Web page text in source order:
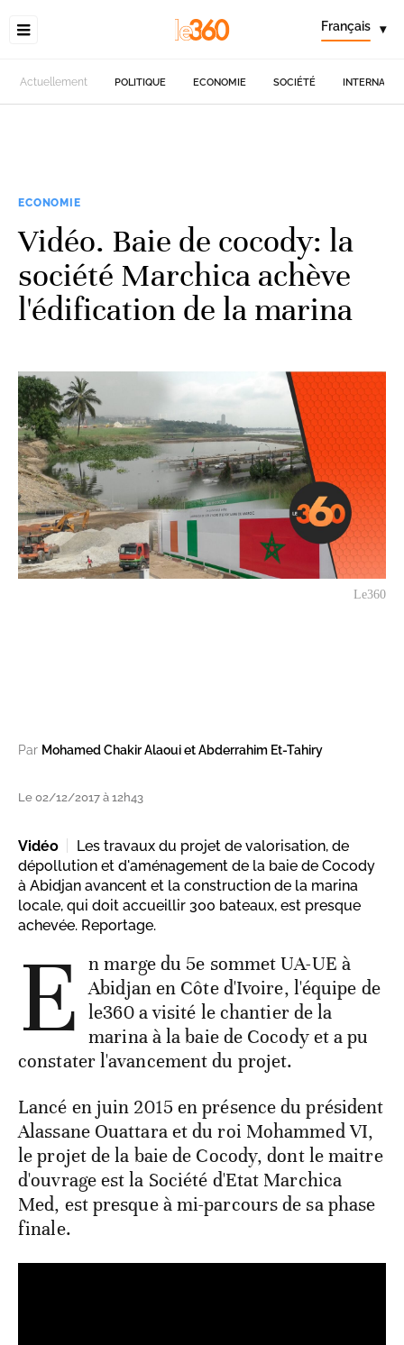
Français ▾
Actuellement POLITIQUE ECONOMIE SOCIÉTÉ
ECONOMIE
Vidéo. Baie de cocody: la
société Marchica achève
l'édification de la marina
Le360
Par Mohamed Chakir Alaoui et Abderrahim Et-Tahiry
Le 02/12/2017 à 12h43
Vidéo
Les travaux du projet de valorisation, de
dépollution et d'aménagement de la baie de Cocody
à Abidjan avancent et la construction de la marina
locale, qui doit accueillir 300 bateaux, est presque
achevée. Reportage.
E n marge du 5e sommet UA-UE à
Abidjan en Côte d'Ivoire, l'équipe de
le360 a visité le chantier de la
marina à la baie de Cocody et a pu
constater l'avancement du projet.
Lancé en juin 2015 en présence du président
Alassane Ouattara et du roi Mohammed VI,
le projet de la baie de Cocody, dont le maitre
d'ouvrage est la Société d'Etat Marchica
Med, est presque à mi-parcours de sa phase
finale.